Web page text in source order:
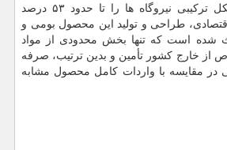
خواهد بود راندمان سیکل ترکیبی نیروگاه ها را تا حدود ۵۳ درصد
طراحی و تولید این محصول بومی و
شده است که تنها بخش محدودی از مواد
از خارج کشور تأمین و بدین ترتیب، صرفه
در مقایسه با واردات کامل محصول مشابه